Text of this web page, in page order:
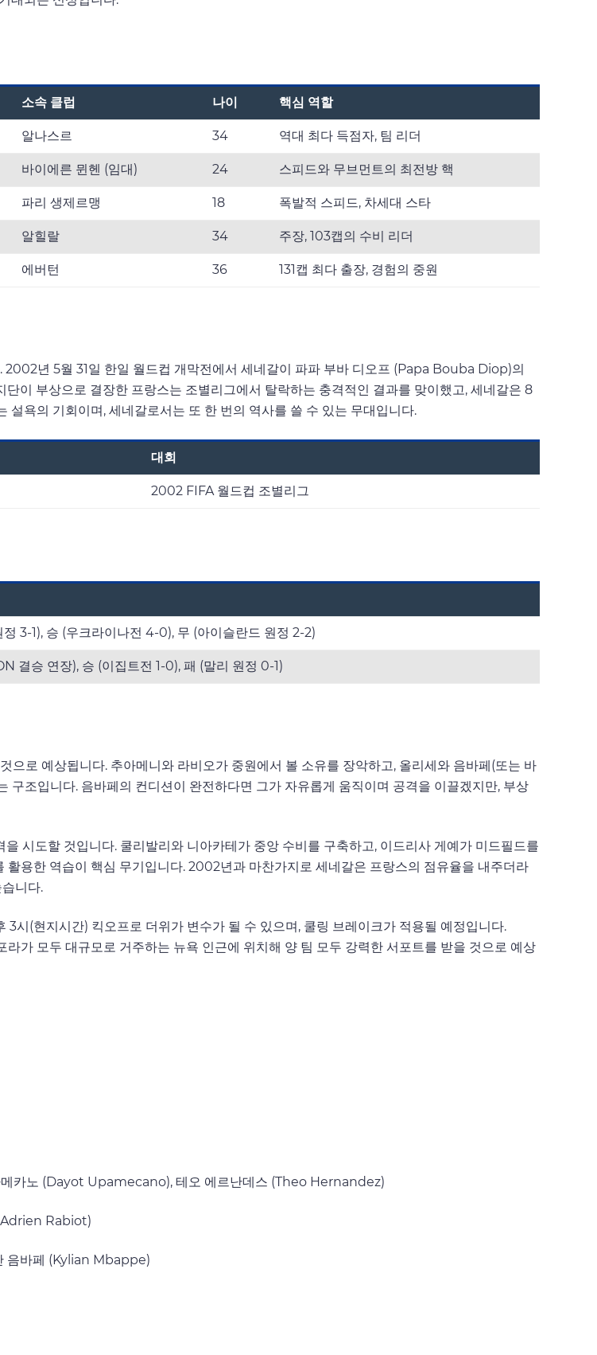
소속 클럽 나이 핵심 역할
알나스르 34 역대 최다 득점자, 팀 리더
바이에른 뮌헨 (임대) 24 스피드와 무브먼트의 최전방 핵
파리 생제르맹 18 폭발적 스피드, 차세대 스타
알힐랄 34 주장, 103캡의 수비 리더
에버턴 36 131캡 최다 출장, 경험의 중원
년 5월 31일 한일 월드컵 개막전에서 세네갈이 파파 부바 디오프 (Papa Bouba Diop)의
이 부상으로 결장한 프랑스는 조별리그에서 탈락하는 충격적인 결과를 맞이했고, 세네갈은 8
욕의 기회이며, 세네갈로서는 또 한 번의 역사를 쓸 수 있는 무대입니다.
대회
2002 FIFA 월드컵 조별리그
3-1), 승 (우크라이나전 4-0), 무 (아이슬란드 원정 2-2)
결승 연장), 승 (이집트전 1-0), 패 (말리 원정 0-1)
로 예상됩니다. 추아메니와 라비오가 중원에서 볼 소유를 장악하고, 올리세와 음바페(또는 바
조입니다. 음바페의 컨디션이 완전하다면 그가 자유롭게 움직이며 공격을 이끌겠지만, 부상
시도할 것입니다. 쿨리발리와 니아카테가 중앙 수비를 구축하고, 이드리사 게예가 미드필드를
용한 역습이 핵심 무기입니다. 2002년과 마찬가지로 세네갈은 프랑스의 점유율을 내주더라
니다.
시(현지시간) 킥오프로 더위가 변수가 될 수 있으며, 쿨링 브레이크가 적용될 예정입니다.
가 모두 대규모로 거주하는 뉴욕 인근에 위치해 양 팀 모두 강력한 서포트를 받을 것으로 예상
카노 (Dayot Upamecano), 테오 에르난데스 (Theo Hernandez)
Rabiot)
음바페 (Kylian Mbappe)